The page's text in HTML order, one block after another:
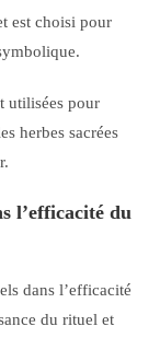
est choisi pour
utilisées pour
herbes sacrées
l’efficacité du
dans l’efficacité
du rituel et